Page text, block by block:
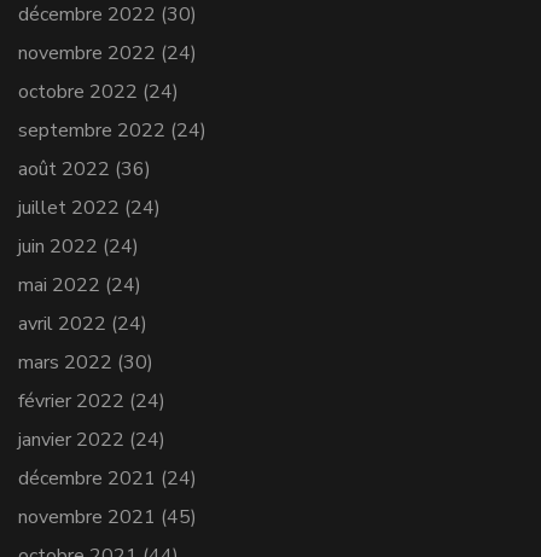
décembre 2022 (30)
novembre 2022 (24)
octobre 2022 (24)
septembre 2022 (24)
août 2022 (36)
juillet 2022 (24)
juin 2022 (24)
mai 2022 (24)
avril 2022 (24)
mars 2022 (30)
février 2022 (24)
janvier 2022 (24)
décembre 2021 (24)
novembre 2021 (45)